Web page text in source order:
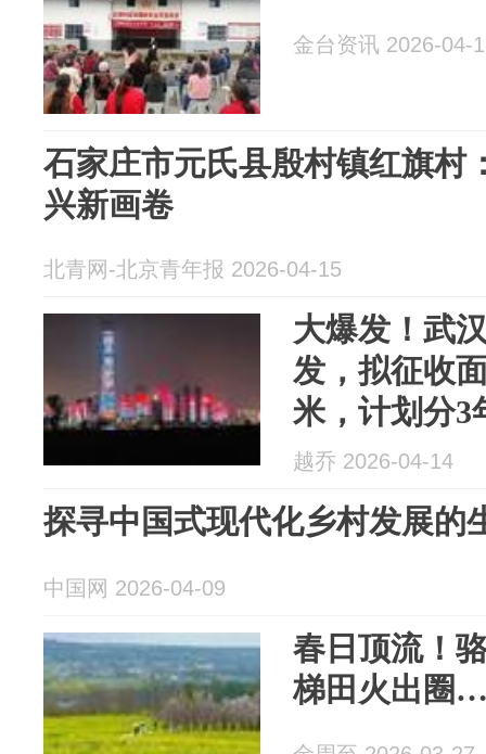
金台资讯 2026-04-
石家庄市元氏县殷村镇红旗村
兴新画卷
北青网-北京青年报 2026-04-15
大爆发！武
发，拟征收
米，计划分3
越乔 2026-04-14
探寻中国式现代化乡村发展的
中国网 2026-04-09
春日顶流！
梯田火出